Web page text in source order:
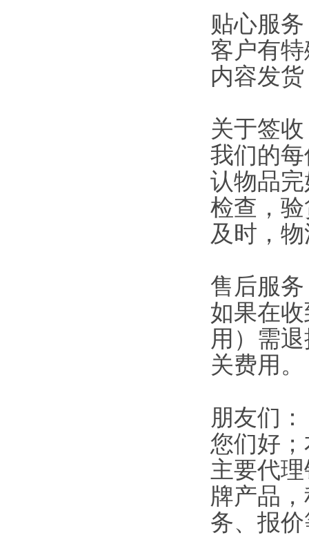
贴心服务
客户有
内容发货
关于签收
我们的
认物品
检查，
及时，
售后服务
如果在
用）需
关费用
朋友们：
您们好
主要代
牌产品
务、报